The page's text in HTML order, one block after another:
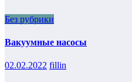
Без рубрики
Вакуумные насосы
02.02.2022 fillin